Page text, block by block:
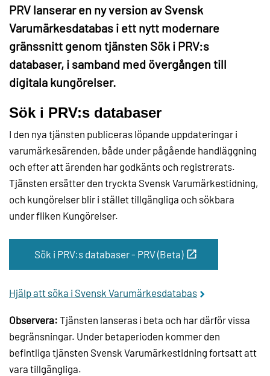
PRV lanserar en ny version av Svensk
Varumärkesdatabas i ett nytt modernare
gränssnitt genom tjänsten Sök i PRV:s
databaser, i samband med övergången till
digitala kungörelser.
Sök i PRV:s databaser
I den nya tjänsten publiceras löpande uppdateringar i
varumärkesärenden, både under pågående handläggning
och efter att ärenden har godkänts och registrerats.
Tjänsten ersätter den tryckta Svensk Varumärkestidning,
och kungörelser blir i stället tillgängliga och sökbara
under fliken Kungörelser.
Sök i PRV:s databaser - PRV (Beta)
Hjälp att söka i Svensk Varumärkesdatabas
Observera: Tjänsten lanseras i beta och har därför vissa
begränsningar. Under betaperioden kommer den
befintliga tjänsten Svensk Varumärkestidning fortsatt att
vara tillgängliga.